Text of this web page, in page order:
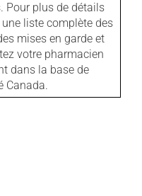
Pour plus de détails
liste complète des
mises en garde et
votre pharmacien
dans la base de
Canada.